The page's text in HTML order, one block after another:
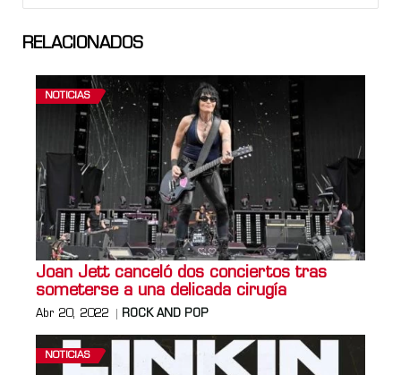
RELACIONADOS
NOTICIAS
Joan Jett canceló dos conciertos tras
someterse a una delicada cirugía
Abr 20, 2022 ROCK AND POP
NOTICIAS